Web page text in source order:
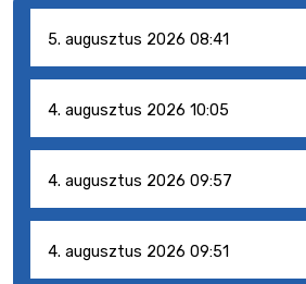
5. augusztus 2026 08:41
4. augusztus 2026 10:05
4. augusztus 2026 09:57
4. augusztus 2026 09:51